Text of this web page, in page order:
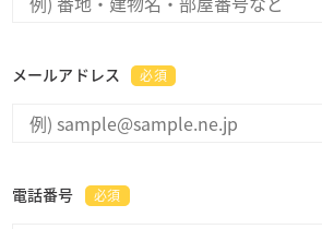
メールアドレス 必須
電話番号 必須